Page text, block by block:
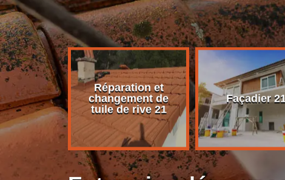
de
21
Réparation et
changement de
tuile de rive 21
Façadier